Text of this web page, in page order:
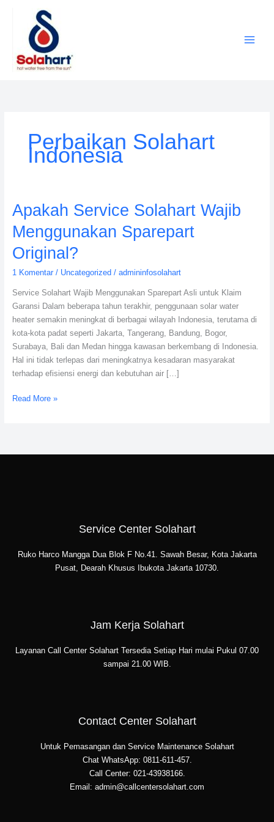
Perbaikan Solahart
Indonesia
Apakah Service Solahart Wajib
Menggunakan Sparepart
Original?
1 Komentar / Uncategorized / admininfosolahart
Service Solahart Wajib Menggunakan Sparepart Asli untuk Klaim
Garansi Dalam beberapa tahun terakhir, penggunaan solar water
heater semakin meningkat di berbagai wilayah Indonesia, terutama di
kota-kota padat seperti Jakarta, Tangerang, Bandung, Bogor,
Surabaya, Bali dan Medan hingga kawasan berkembang di Indonesia.
Hal ini tidak terlepas dari meningkatnya kesadaran masyarakat
terhadap efisiensi energi dan kebutuhan air […]
Apakah
Service
Solahart
Wajib
Menggunakan
Sparepart
Read More »
Service Center Solahart
Ruko Harco Mangga Dua Blok F No.41. Sawah Besar, Kota Jakarta
Pusat, Dearah Khusus Ibukota Jakarta 10730.
Jam Kerja Solahart
Layanan Call Center Solahart Tersedia Setiap Hari mulai Pukul 07.00
sampai 21.00 WIB.
Contact Center Solahart
Untuk Pemasangan dan Service Maintenance Solahart
Chat WhatsApp: 0811-611-457.
Call Center: 021-43938166.
Email: admin@callcentersolahart.com